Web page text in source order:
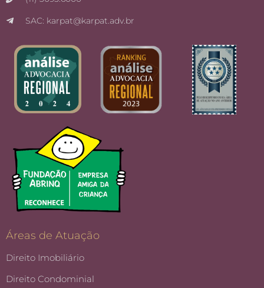
SAC: karpat@karpat.adv.br
Áreas de Atuação
Direito Imobiliário
Direito Condominial